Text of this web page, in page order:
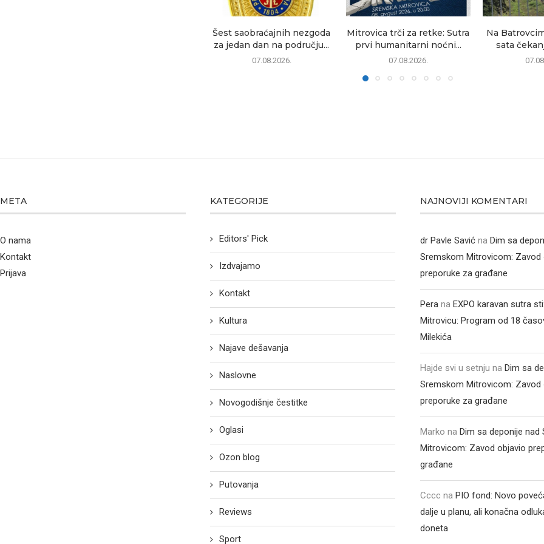
Šest saobraćajnih nezgoda
za jedan dan na području...
07.08.2026.
Mitrovica trči za retke: Sutra
prvi humanitarni noćni...
07.08.2026.
Na
sata
META
O nama
Kontakt
Prijava
KATEGORIJE
Editors' Pick
Izdvajamo
Kontakt
Kultura
Najave dešavanja
Naslovne
Novogodišnje čestitke
Oglasi
Ozon blog
Putovanja
Reviews
Sport
NAJNOVIJI KOMENTARI
dr Pavle Savić na Dim sa
Sremskom Mitrovicom: Zavod
preporuke za građane
Pera na EXPO karavan sutra
Mitrovicu: Program od 18
Milekića
Hajde svi u setnju na Dim sa
Sremskom Mitrovicom: Zavod
preporuke za građane
Marko na Dim sa deponije nad
Mitrovicom: Zavod objavio
građane
Cccc na PIO fond: Novo
dalje u planu, ali konačna
doneta